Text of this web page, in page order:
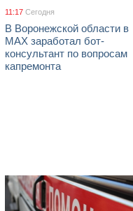
11:17 Сегодня
В Воронежской области в
МАХ заработал бот-
консультант по вопросам
капремонта